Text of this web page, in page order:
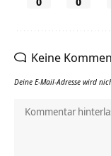
Keine
Deine E-Mail-Adresse wird